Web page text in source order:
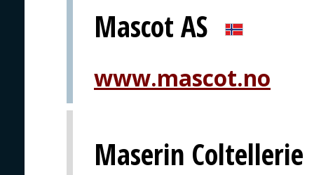
Mascot AS
www.mascot.no
Maserin Coltellerie